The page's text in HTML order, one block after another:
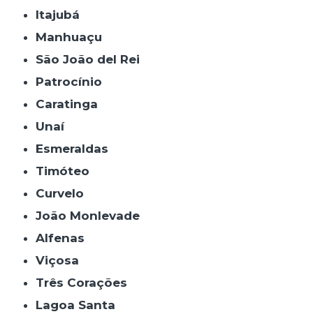
Itajubá
Manhuaçu
São João del Rei
Patrocínio
Caratinga
Unaí
Esmeraldas
Timóteo
Curvelo
João Monlevade
Alfenas
Viçosa
Três Corações
Lagoa Santa